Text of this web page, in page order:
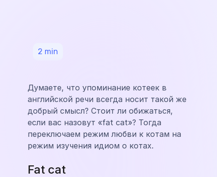
2 min
Думаете, что упоминание котеек в
английской речи всегда носит такой же
добрый смысл? Стоит ли обижаться,
если вас назовут «fat cat»? Тогда
переключаем режим любви к котам на
режим изучения идиом о котах.
Fat cat